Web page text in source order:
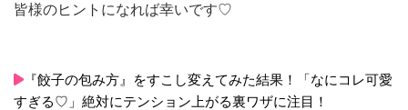
皆様のヒントになれば幸いです♡
『餃子の包み方』をすこし変えてみた結果！「なにコレ可愛
すぎる♡」絶対にテンション上がる裏ワザに注目！